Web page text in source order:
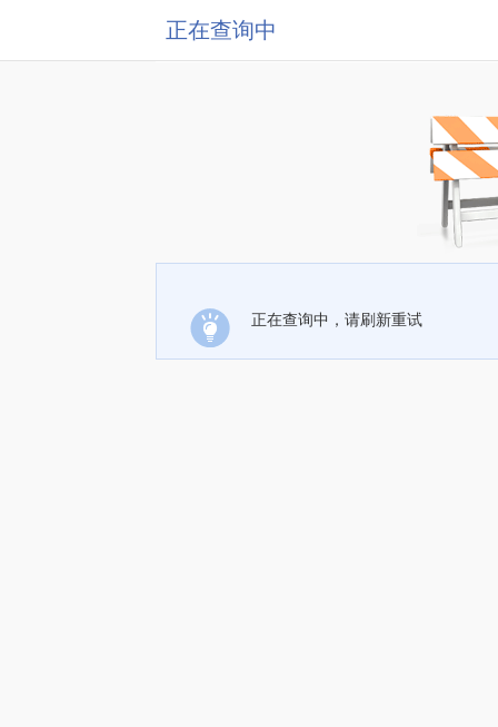
正在查询中
正在查询中，请刷新重试